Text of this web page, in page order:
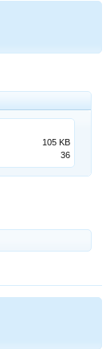
105 KB
36